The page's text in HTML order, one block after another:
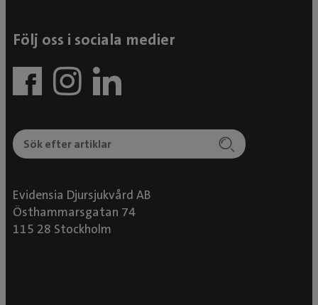
Följ oss i sociala medier
Evidensia Djursjukvård AB
Östhammarsgatan 74
115 28 Stockholm